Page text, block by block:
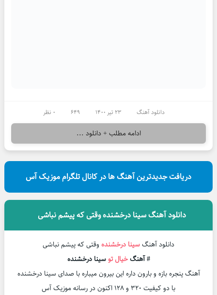
دانلود آهنگ 23 تیر 1400 649 0 نظر
ادامه مطلب + دانلود ...
دریافت جدیدترین آهنگ ها در کانال تلگرام موزیک آس
دانلود آهنگ سینا درخشنده وقتی که پیشم نباشی
دانلود آهنگسینا درخشنده وقتی که پیشم نباشی
# آهنگخیال توسینا درخشنده
آهنگ پنجره بازه و بارون داره این بیرون میباره با صدای سینا درخشنده
با دو کیفیت ۳۲۰ و ۱۲۸ اکنون در رسانه موزیک آس